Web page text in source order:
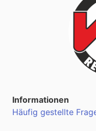
Informationen
Häufig gestellte